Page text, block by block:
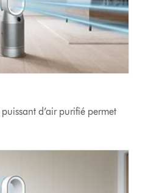
d’air purifié permet